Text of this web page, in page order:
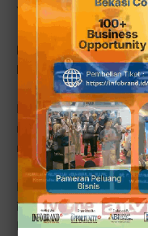
Yani, Bekasi Selatan
Hasto : PDIP Buka
Pilkada Kota Bekasi
Ketua DPD PDI
mengatakan semua
rekomendasi maju
Bahkan, PDIP
ingin menggunakan
banteng moncong